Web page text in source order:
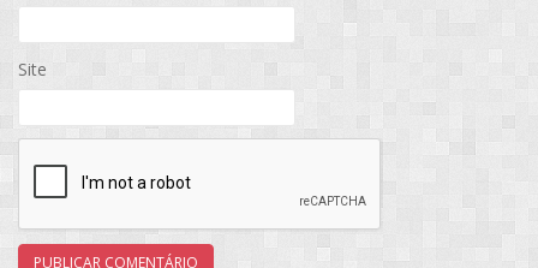
Site